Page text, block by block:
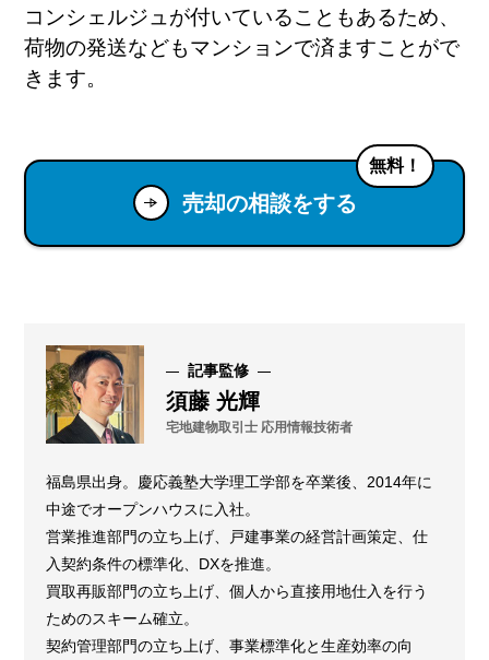
コンシェルジュが付いていることもあるため、
荷物の発送などもマンションで済ますことがで
きます。
売却の相談をする
無料！
記事監修
須藤 光輝
宅地建物取引士 応用情報技術者
福島県出身。慶応義塾大学理工学部を卒業後、2014年に
中途でオープンハウスに入社。
営業推進部門の立ち上げ、戸建事業の経営計画策定、仕
入契約条件の標準化、DXを推進。
買取再販部門の立ち上げ、個人から直接用地仕入を行う
ためのスキーム確立。
契約管理部門の立ち上げ、事業標準化と生産効率の向